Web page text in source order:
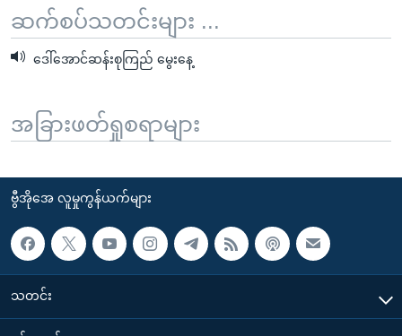
ဆက်စပ်သတင်းများ ...
ဒေါ်အောင်ဆန်းစုကြည် မွေးနေ့
အခြားဖတ်ရှုစရာများ
ဗွီအိုအေ လူမှုကွန်ယက်များ
သတင်း